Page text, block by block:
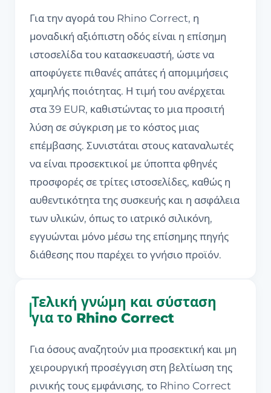
Για την αγορά του Rhino Correct, η
μοναδική αξιόπιστη οδός είναι η επίσημη
ιστοσελίδα του κατασκευαστή, ώστε να
αποφύγετε πιθανές απάτες ή απομιμήσεις
χαμηλής ποιότητας. Η τιμή του ανέρχεται
στα 39 EUR, καθιστώντας το μια προσιτή
λύση σε σύγκριση με το κόστος μιας
επέμβασης. Συνιστάται στους καταναλωτές
να είναι προσεκτικοί με ύποπτα φθηνές
προσφορές σε τρίτες ιστοσελίδες, καθώς η
αυθεντικότητα της συσκευής και η ασφάλεια
των υλικών, όπως το ιατρικό σιλικόνη,
εγγυώνται μόνο μέσω της επίσημης πηγής
διάθεσης που παρέχει το γνήσιο προϊόν.
Τελική γνώμη και σύσταση
για το Rhino Correct
Για όσους αναζητούν μια προσεκτική και μη
χειρουργική προσέγγιση στη βελτίωση της
ρινικής τους εμφάνισης, το Rhino Correct